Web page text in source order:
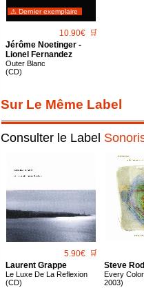
⚠ Dernier exemplaire
10.90€ 🛒
Jérôme Noetinger -
Lionel Fernandez
Outer Blanc
(CD)
Sur Le Même Label
Consulter le Label
5.90€ 🛒
Laurent Grappe
Le Luxe De La Reflexion
(CD)
Steve
Every
2003)